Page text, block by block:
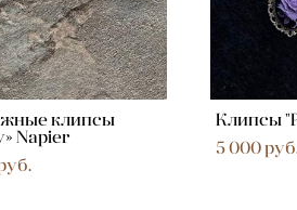
клипсы
Napier
Клипсы
5 000